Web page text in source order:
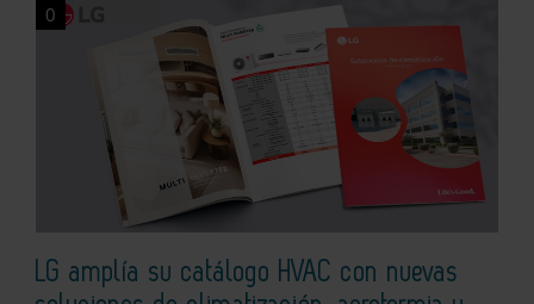
0
LG amplía su catálogo HVAC con nuevas